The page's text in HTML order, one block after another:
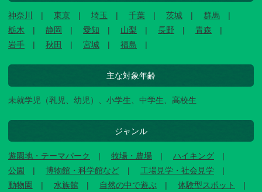
神奈川 東京 埼玉 千葉 茨城
群馬
栃木
静岡 愛知 山梨 長野
青森
岩手
秋田 宮城 福島
主な対象年齢
未就学児（乳児、幼児）、小学生、中学生、高校生
ジャンル
遊園地・テーマパーク 牧場・農場
ハイキング
公園
博物館・科学館など
工場見学・社会見学
動物園
水族館 自然の中で遊ぶ
体験型スポット